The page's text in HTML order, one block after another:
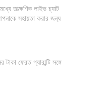
তাত্ক্ষণিক লাইভ চ্যাট
সহায়তা করার জন্য
ফেরত গ্যারান্টি সঙ্গে